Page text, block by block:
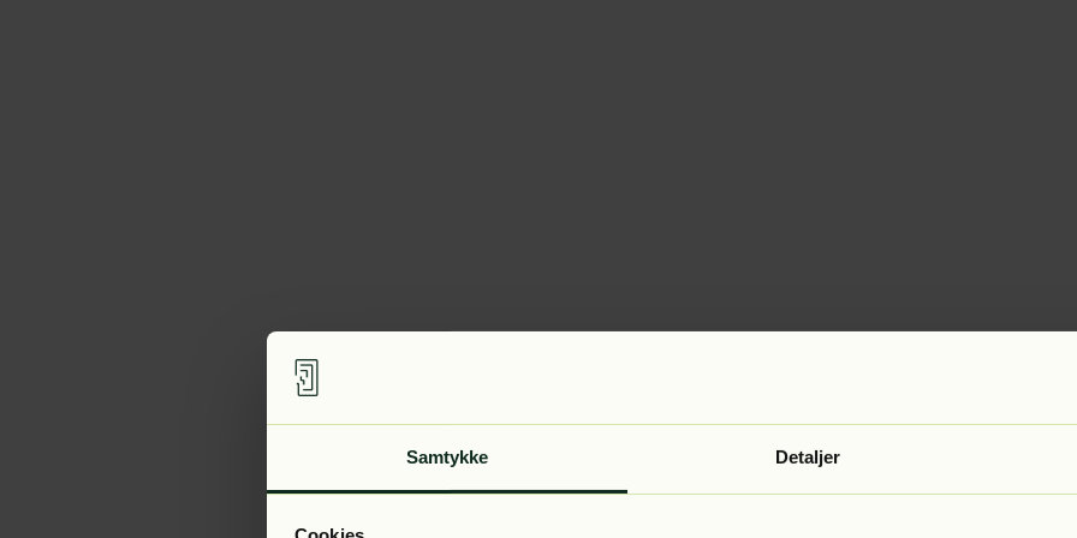
Samtykke Detaljer